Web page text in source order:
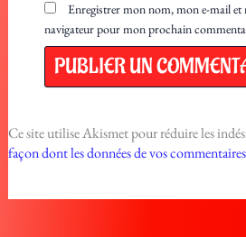
Enregistrer mon nom, mon e-mail et
navigateur pour mon prochain
Ce site utilise Akismet pour réduire les
façon dont les données de vos